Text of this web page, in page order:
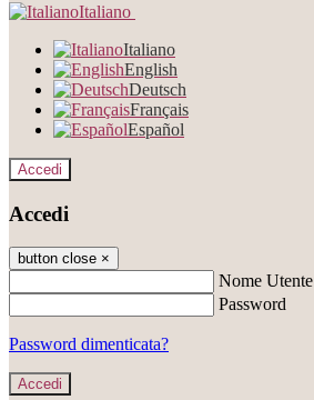
Italiano
Italiano
English
Deutsch
Français
Español
Accedi
Accedi
button close ×
Nome Utente
Password
Password dimenticata?